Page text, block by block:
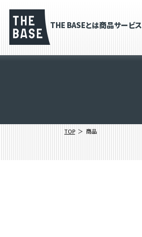
THE BASEとは商品サービス
TOP 商品